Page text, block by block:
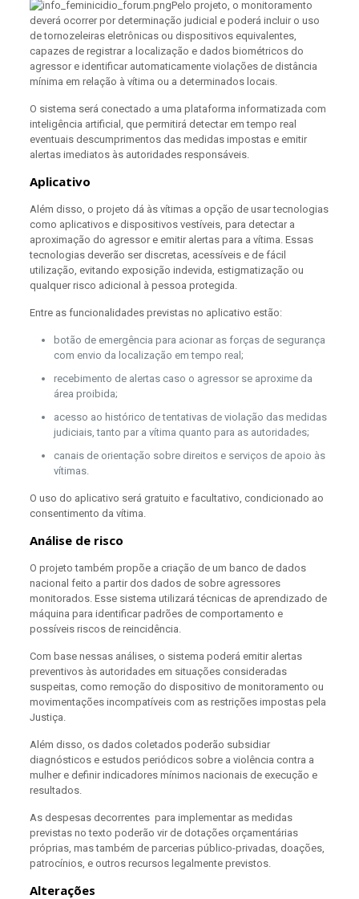
Pelo projeto, o monitoramento
deverá ocorrer por determinação judicial e poderá incluir o uso
de tornozeleiras eletrônicas ou dispositivos equivalentes,
capazes de registrar a localização e dados biométricos do
agressor e identificar automaticamente violações de distância
mínima em relação à vítima ou a determinados locais.
O sistema será conectado a uma plataforma informatizada com
inteligência artificial, que permitirá detectar em tempo real
eventuais descumprimentos das medidas impostas e emitir
alertas imediatos às autoridades responsáveis.
Aplicativo
Além disso, o projeto dá às vítimas a opção de usar tecnologias
como aplicativos e dispositivos vestíveis, para detectar a
aproximação do agressor e emitir alertas para a vítima. Essas
tecnologias deverão ser discretas, acessíveis e de fácil
utilização, evitando exposição indevida, estigmatização ou
qualquer risco adicional à pessoa protegida.
Entre as funcionalidades previstas no aplicativo estão:
botão de emergência para acionar as forças de segurança
com envio da localização em tempo real;
recebimento de alertas caso o agressor se aproxime da
área proibida;
acesso ao histórico de tentativas de violação das medidas
judiciais, tanto par a vítima quanto para as autoridades;
canais de orientação sobre direitos e serviços de apoio às
vítimas.
O uso do aplicativo será gratuito e facultativo, condicionado ao
consentimento da vítima.
Análise de risco
O projeto também propõe a criação de um banco de dados
nacional feito a partir dos dados de sobre agressores
monitorados. Esse sistema utilizará técnicas de aprendizado de
máquina para identificar padrões de comportamento e
possíveis riscos de reincidência.
Com base nessas análises, o sistema poderá emitir alertas
preventivos às autoridades em situações consideradas
suspeitas, como remoção do dispositivo de monitoramento ou
movimentações incompatíveis com as restrições impostas pela
Justiça.
Além disso, os dados coletados poderão subsidiar
diagnósticos e estudos periódicos sobre a violência contra a
mulher e definir indicadores mínimos nacionais de execução e
resultados.
As despesas decorrentes para implementar as medidas
previstas no texto poderão vir de dotações orçamentárias
próprias, mas também de parcerias público-privadas, doações,
patrocínios, e outros recursos legalmente previstos.
Alterações